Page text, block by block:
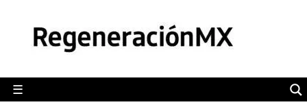
content
☰
POLÍTICA
CAMALEÓN